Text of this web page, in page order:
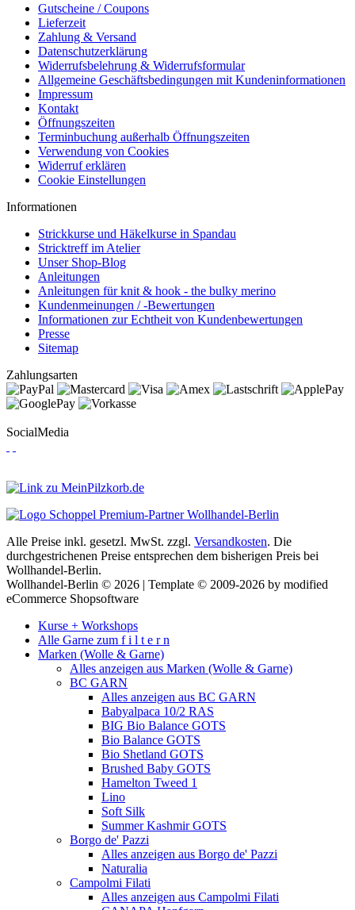
Gutscheine / Coupons
Lieferzeit
Zahlung & Versand
Datenschutzerklärung
Widerrufsbelehrung & Widerrufsformular
Allgemeine Geschäftsbedingungen mit Kundeninformationen
Impressum
Kontakt
Öffnungszeiten
Terminbuchung außerhalb Öffnungszeiten
Verwendung von Cookies
Widerruf erklären
Cookie Einstellungen
Informationen
Strickkurse und Häkelkurse in Spandau
Stricktreff im Atelier
Unser Shop-Blog
Anleitungen
Anleitungen für knit & hook - the bulky merino
Kundenmeinungen / -Bewertungen
Informationen zur Echtheit von Kundenbewertungen
Presse
Sitemap
Zahlungsarten
SocialMedia
Alle Preise inkl. gesetzl. MwSt. zzgl. Versandkosten. Die
durchgestrichenen Preise entsprechen dem bisherigen Preis bei
Wollhandel-Berlin.
Wollhandel-Berlin © 2026 | Template © 2009-2026 by modified
eCommerce Shopsoftware
Kurse + Workshops
Alle Garne zum f i l t e r n
Marken (Wolle & Garne)
Alles anzeigen aus Marken (Wolle & Garne)
BC GARN
Alles anzeigen aus BC GARN
Babyalpaca 10/2 RAS
BIG Bio Balance GOTS
Bio Balance GOTS
Bio Shetland GOTS
Brushed Baby GOTS
Hamelton Tweed 1
Lino
Soft Silk
Summer Kashmir GOTS
Borgo de' Pazzi
Alles anzeigen aus Borgo de' Pazzi
Naturalia
Campolmi Filati
Alles anzeigen aus Campolmi Filati